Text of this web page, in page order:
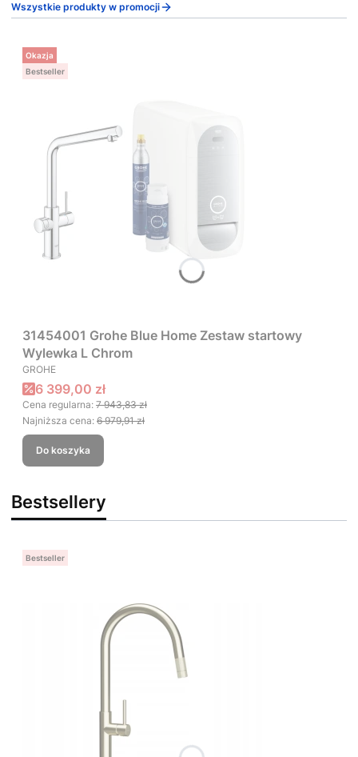
Wszystkie produkty w promocji
Okazja
Bestseller
31454001 Grohe Blue Home Zestaw startowy
Wylewka L Chrom
PRODUCENT
GROHE
Cena promocyjna
6 399,00 zł
Cena regularna: 7 943,83 zł
Najniższa cena: 6 979,91 zł
Do koszyka
Bestsellery
Bestseller